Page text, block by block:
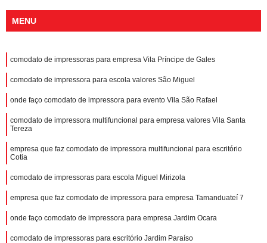
MENU
comodato de impressoras para empresa Vila Príncipe de Gales
comodato de impressora para escola valores São Miguel
onde faço comodato de impressora para evento Vila São Rafael
comodato de impressora multifuncional para empresa valores Vila Santa
Tereza
empresa que faz comodato de impressora multifuncional para escritório
Cotia
comodato de impressoras para escola Miguel Mirizola
empresa que faz comodato de impressora para empresa Tamanduateí 7
onde faço comodato de impressora para empresa Jardim Ocara
comodato de impressoras para escritório Jardim Paraíso